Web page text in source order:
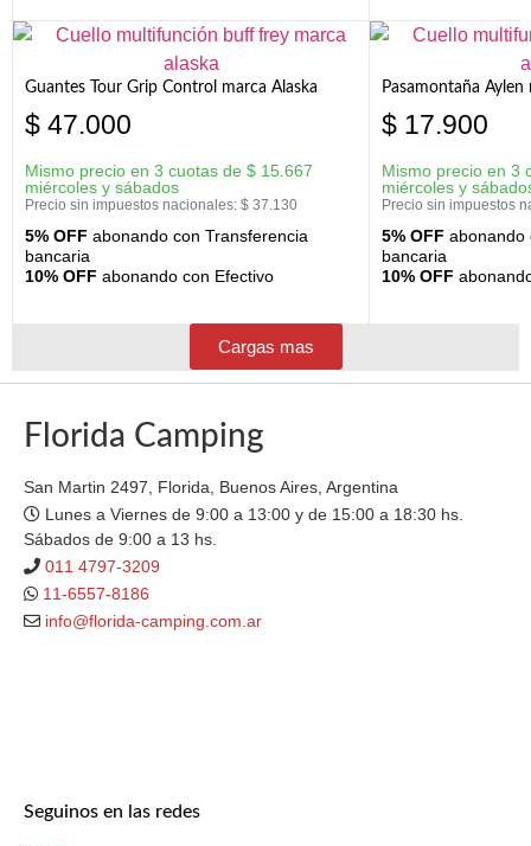
Guantes Tour Grip Control marca Alaska
$ 47.000
Mismo precio en 3 cuotas de $ 15.667
miércoles y sábados
Precio sin impuestos nacionales: $ 37.130
5% OFF abonando con Transferencia
bancaria
10% OFF abonando con Efectivo
Pasamontaña Aylen
$ 17.900
Mismo precio en 3
miércoles y
Precio sin impuestos
5% OFF abonando
bancaria
10% OFF
Cargas mas
Florida Camping
San Martin 2497, Florida, Buenos Aires, Argentina
Lunes a Viernes de 9:00 a 13:00 y de 15:00 a 18:30 hs.
Sábados de 9:00 a 13 hs.
011 4797-3209
11-6557-8186
info@florida-camping.com.ar
Seguinos en las redes